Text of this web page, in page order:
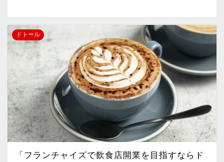
ドトール
「フランチャイズで飲食店開業を目指すならド